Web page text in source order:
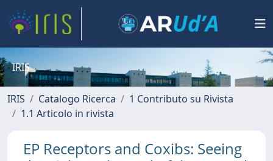
IRIS
IRIS Catalogo Ricerca
1 Contributo su Rivista
1.1 Articolo in rivista
EP Receptors and Coxibs: Seeing